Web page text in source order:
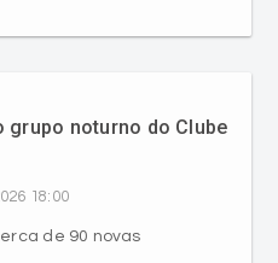
noturno do Clube
18:00
de 90 novas